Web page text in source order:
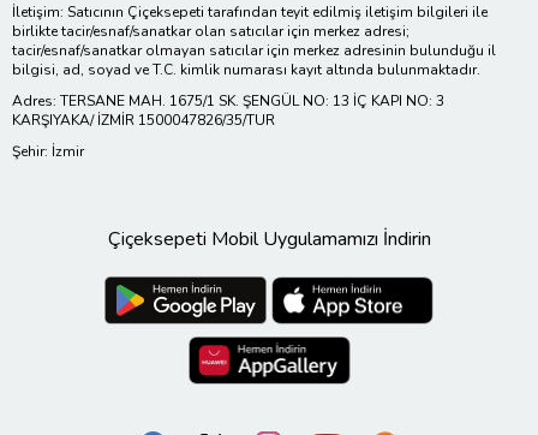
İletişim: Satıcının Çiçeksepeti tarafından teyit edilmiş iletişim bilgileri ile
birlikte tacir/esnaf/sanatkar olan satıcılar için merkez adresi;
tacir/esnaf/sanatkar olmayan satıcılar için merkez adresinin bulunduğu il
bilgisi, ad, soyad ve T.C. kimlik numarası kayıt altında bulunmaktadır.
Adres: TERSANE MAH. 1675/1 SK. ŞENGÜL NO: 13 İÇ KAPI NO: 3
KARŞIYAKA/ İZMİR 1500047826/35/TUR
Şehir: İzmir
Çiçeksepeti Mobil Uygulamamızı İndirin